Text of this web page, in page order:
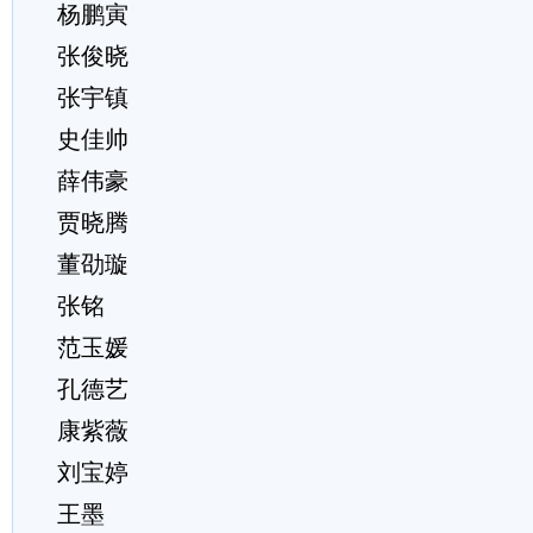
杨鹏寅
张俊晓
张宇镇
史佳帅
薛伟豪
贾晓腾
董劭璇
张铭
范玉媛
孔德艺
康紫薇
刘宝婷
王墨